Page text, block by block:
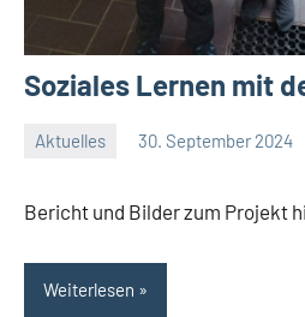
Soziales Lernen mit
Aktuelles 30. September 2024
Bericht und Bilder zum Projekt
Weiterlesen